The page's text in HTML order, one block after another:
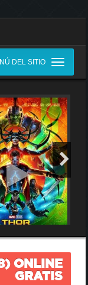
DEL SITIO
ONLINE
GRATIS